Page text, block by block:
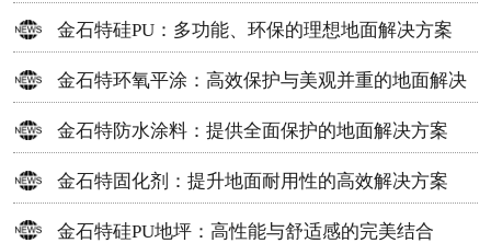
金石特硅PU：多功能、环保的理想地面解决方案
金石特环氧平涂：高效保护与美观并重的地面解决
方案
金石特防水涂料：提供全面保护的地面解决方案
金石特固化剂：提升地面耐用性的高效解决方案
金石特硅PU地坪：高性能与舒适感的完美结合